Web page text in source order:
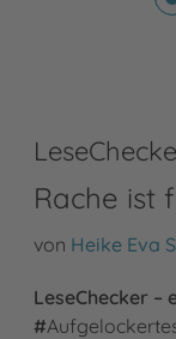
Rache ist
von Heike Eva
LeseChecker –
#